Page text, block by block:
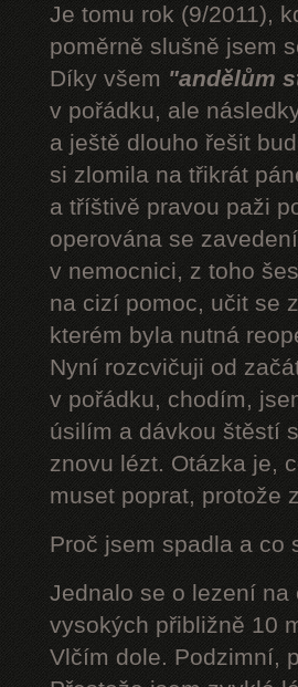
Je tomu rok (9/2011),
poměrně slušně jsem
Díky všem "andělům
v pořádku, ale
a ještě dlouho řešit
si zlomila na třikrát
a tříštivě pravou paži
operována se
v nemocnici, z toho
na cizí pomoc, učit se
kterém byla nutná
Nyní rozcvičuji od
v pořádku, chodím,
úsilím a dávkou štěstí
znovu lézt. Otázka je,
muset poprat, protože
Proč jsem spadla a co
Jednalo se o lezení
vysokých přibližně 10
Vlčím dole. Podzimní,